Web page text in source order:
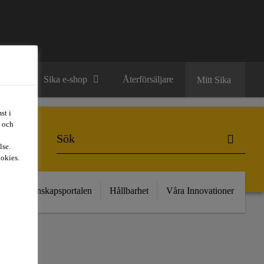
Sika e-shop Återförsäljare Mitt Sika
Kunskapsportalen Hållbarhet Våra Innovationer
i
och